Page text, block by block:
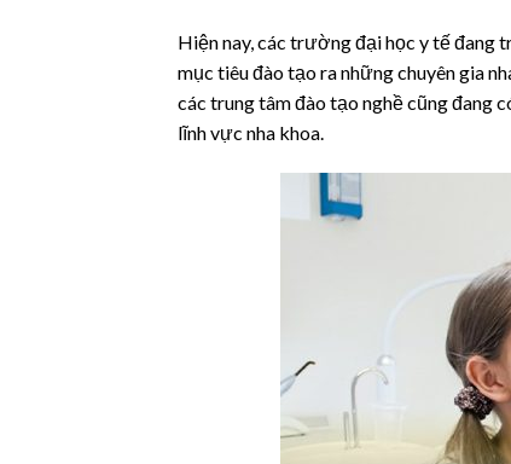
Hiện nay, các trường đại học y tế đang
mục tiêu đào tạo ra những chuyên gia
các trung tâm đào tạo nghề cũng đang
lĩnh vực nha khoa.